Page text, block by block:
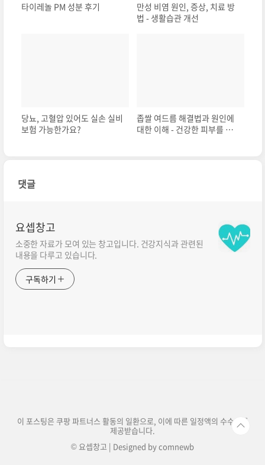
타이레놀 PM 성분 후기
만성 비염 원인, 증상, 치료 방
법 - 생활습관 개선
당뇨, 고혈압 있어도 실손 실비
보험 가능한가요?
좁쌀 여드름 해결법과 원인에
대한 이해 - 건강한 피부를 되
댓글
요셉창고
소중한 자료가 모여 있는 창고입니다. 건강지식과 관련된
내용을 다루고 있습니다.
구독하기
이 포스팅은 쿠팡 파트너스 활동의 일환으로, 이에 따른 일정액의 수수료를
제공받습니다.
© 요셉창고 | Designed bycomnewb